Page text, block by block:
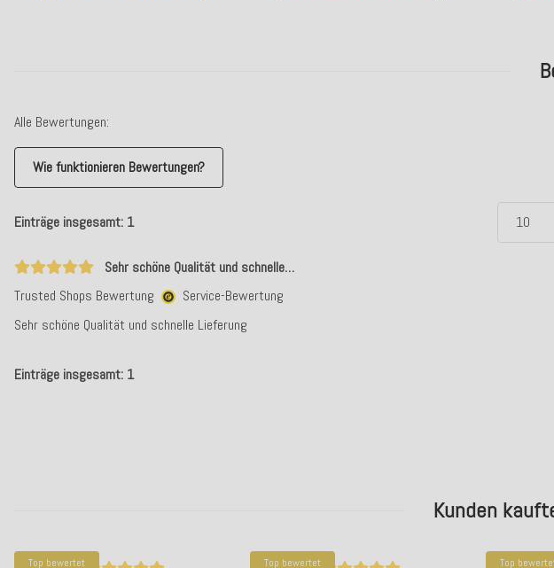
Alle Bewertungen:
Wie funktionieren Bewertungen?
Einträge insgesamt: 1
Sehr schöne Qualität und schnelle…
Trusted Shops Bewertung
Service-Bewertung
Sehr schöne Qualität und schnelle Lieferung
Einträge insgesamt: 1
Kunden
Top bewertet Top bewertet Top